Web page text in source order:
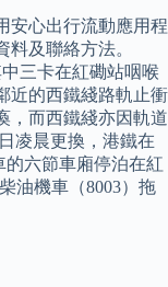
安心出行流動應用程
及聯絡方法。
三卡在紅磡站咽喉
近的西鐵綫路軌止衝
，而西鐵綫亦因軌道
凌晨更換，港鐵在
六節車廂停泊在紅
油機車（8003）拖